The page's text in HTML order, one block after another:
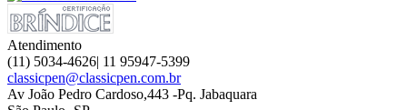
Atendimento
(11) 5034-4626| 11 95947-5399
classicpen@classicpen.com.br
Av João Pedro Cardoso,443 -Pq. Jabaquara